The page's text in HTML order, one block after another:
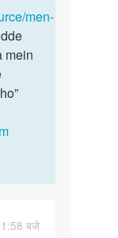
men-
mein
बजे